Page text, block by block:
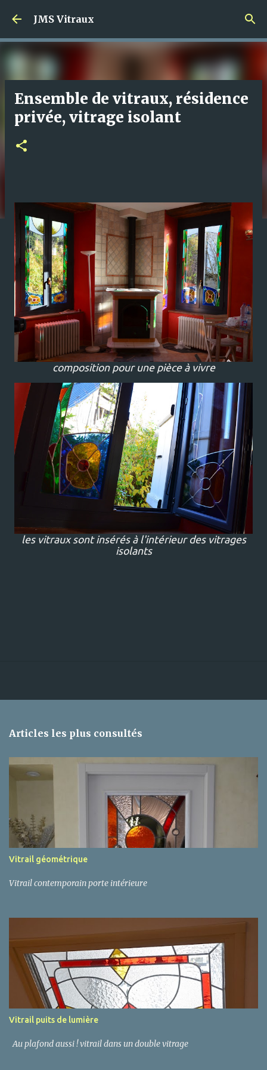
Accéder au contenu principal
JMS Vitraux
Ensemble de vitraux, résidence
privée, vitrage isolant
composition pour une pièce à vivre
les vitraux sont insérés à l'intérieur des vitrages
isolants
Articles les plus consultés
Vitrail géométrique
Vitrail contemporain porte intérieure
Vitrail puits de lumière
Au plafond aussi ! vitrail dans un double vitrage